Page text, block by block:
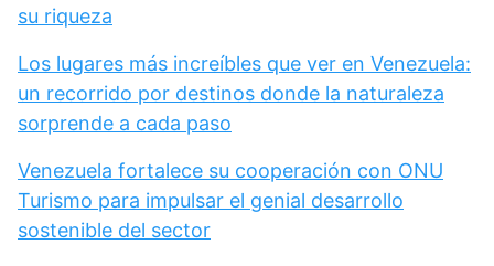
su riqueza
Los lugares más increíbles que ver en Venezuela:
un recorrido por destinos donde la naturaleza
sorprende a cada paso
Venezuela fortalece su cooperación con ONU
Turismo para impulsar el genial desarrollo
sostenible del sector